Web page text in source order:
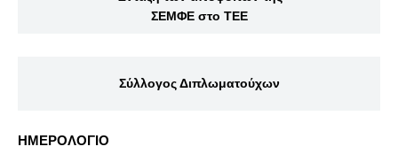
ΣΕΜΦΕ στο ΤΕΕ
Σύλλογος Διπλωματούχων
ΗΜΕΡΟΛΟΓΙΟ